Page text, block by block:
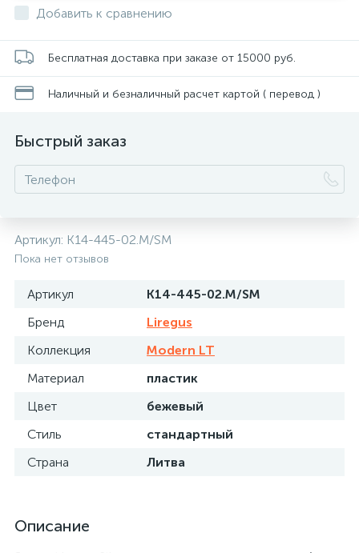
Добавить к сравнению
Бесплатная доставка при заказе от 15000 руб.
Наличный и безналичный расчет картой ( перевод )
Быстрый заказ
Артикул: K14-445-02.M/SM
Пока нет отзывов
Артикул
K14-445-02.M/SM
Бренд
Liregus
Коллекция
Modern LT
Материал
пластик
Цвет
бежевый
Стиль
стандартный
Страна
Литва
Описание